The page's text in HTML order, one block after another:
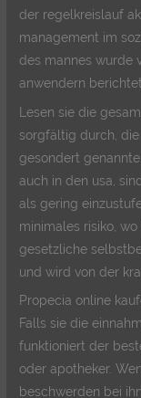
der regelkreislauf
management im
des mannes wurde
anwendern
Lesen sie die
sorgfältig durch,
gesondert
auch in den usa,
als gering
minimales risiko,
gesetzliche
und wird von der
Propecia online
Falls sie die
funktioniert der
oder apotheker.
beschwerden bei